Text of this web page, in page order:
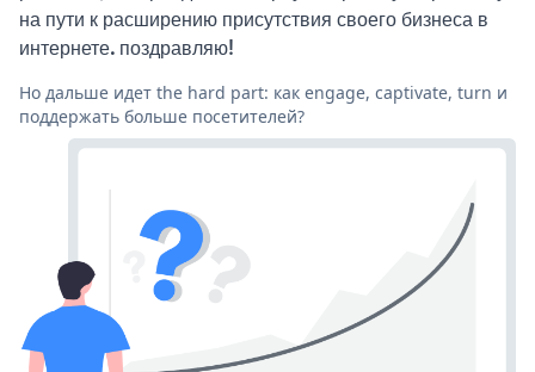
на пути к расширению присутствия своего бизнеса в
интернете. поздравляю!
Но дальше идет the hard part: как engage, captivate, turn и
поддержать больше посетителей?